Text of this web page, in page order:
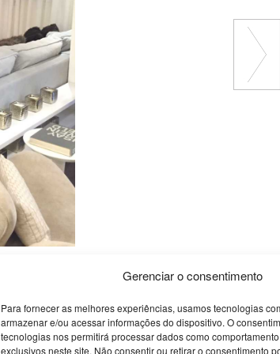
Gerenciar o consentimento
Para fornecer as melhores experiências, usamos tecnologias
armazenar e/ou acessar informações do dispositivo. O
tecnologias nos permitirá processar dados como
exclusivos neste site. Não consentir ou retirar o consentimento